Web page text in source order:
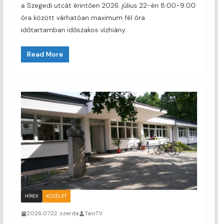
a Szegedi utcát érintően 2026. július 22-én 8:00-9:00
óra között várhatóan maximum fél óra
időtartamban időszakos vízhiány
Read More
HÍREK KÖZÉLET
2026.07.22. szerda TaviTV